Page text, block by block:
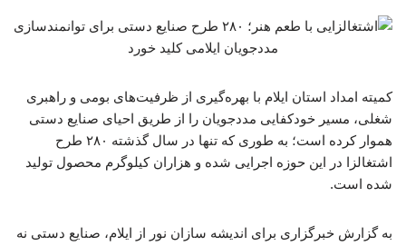
کمیته امداد استان ایلام با بهره‌گیری از ظرفیت‌های بومی و راهبری
شغلی، مسیر خودکفایی مددجویان را از طریق احیای صنایع دستی
هموار کرده است؛ به طوری که تنها در سال گذشته ۲۸۰ طرح
اشتغالزا در این حوزه اجرایی شده و هزاران کیلوگرم محصول تولید
شده است.
به گزارش خبرگزاری برای اندیشه سازان نور از ایلام، صنایع دستی نه